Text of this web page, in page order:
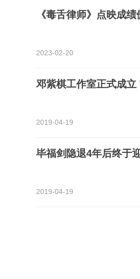
《毒舌律师》点映成
2023-02-20
邓紫棋工作室正式成
2019-04-19
毕福剑隐退4年后终于
2019-04-19